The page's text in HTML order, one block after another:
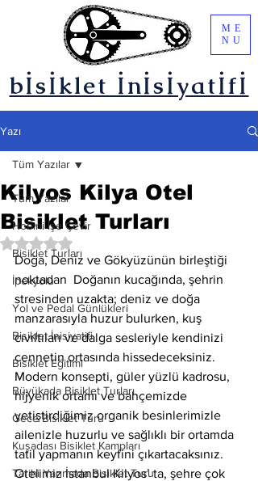
bİsİklet İnİsİyatİfİ
ME
NU
Yazı
Tüm Yazılar
Hobini İşe Çevir
Bisiklet Turları
İpekyolu
Yol ve Pedal Günlükleri
Bisiklet İnisiyatifi
Bisiklet Eğitimi
Büyükada Bisiklet Turları
Gece Bisiklet Turu
Kuşadası Bisiklet Kampları
Tarihi Yarımada Bisiklet Turu
Tüm Yazılar
Kilyos Kilya Otel
Bisiklet Turları
5 üzerinden NaN yıldız
Doğa, Deniz ve Gökyüzünün birleştiği
noktadan  Doğanın kucağında, şehrin
stresinden uzakta; deniz ve doğa
manzarasıyla huzur bulurken, kuş
cıvıltıları ve dalga sesleriyle kendinizi
cennetin ortasında hissedeceksiniz.
Modern konsepti, güler yüzlü kadrosu,
hijyenik ortamı ve bahçemizde
yetiştirdiğimiz organik besinlerimizle
ailenizle huzurlu ve sağlıklı bir ortamda
tatil yapmanın keyfini çıkartacaksınız.
Otelimiz İstanbul Kilyos’ ta, şehre çok